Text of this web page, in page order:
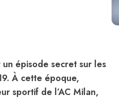
épisode secret sur les
À cette époque,
sportif de l’AC Milan,